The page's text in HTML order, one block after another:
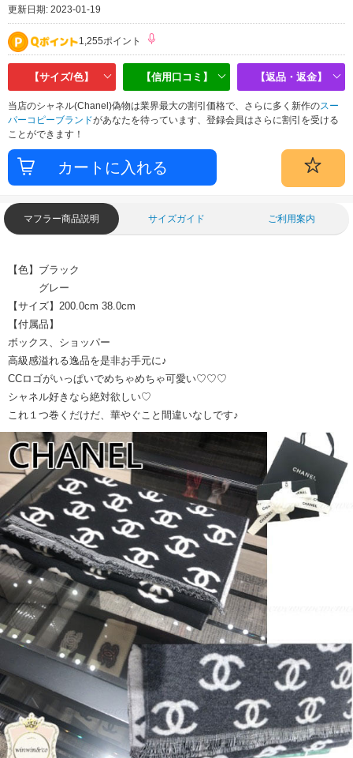
更新日期: 2023-01-19
1,255ポイント
【サイズ/色】 【信用口コミ】 【返品・返金】
当店のシャネル(Chanel)偽物は業界最大の割引価格で、さらに多く新作のスー
パーコピーブランドがあなたを待っています、登録会員はさらに割引を受ける
ことができます！
マフラー商品説明 サイズガイド ご利用案内
【色】ブラック
グレー
【サイズ】200.0cm 38.0cm
【付属品】
ボックス、ショッパー
高級感溢れる逸品を是非お手元に♪
CCロゴがいっぱいでめちゃめちゃ可愛い♡♡♡
シャネル好きなら絶対欲しい♡
これ１つ巻くだけだ、華やぐこと間違いなしです♪